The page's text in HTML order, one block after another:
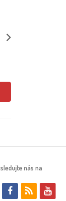
sledujte nás na
f r y